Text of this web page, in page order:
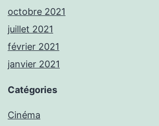
octobre 2021
juillet 2021
février 2021
janvier 2021
Catégories
Cinéma